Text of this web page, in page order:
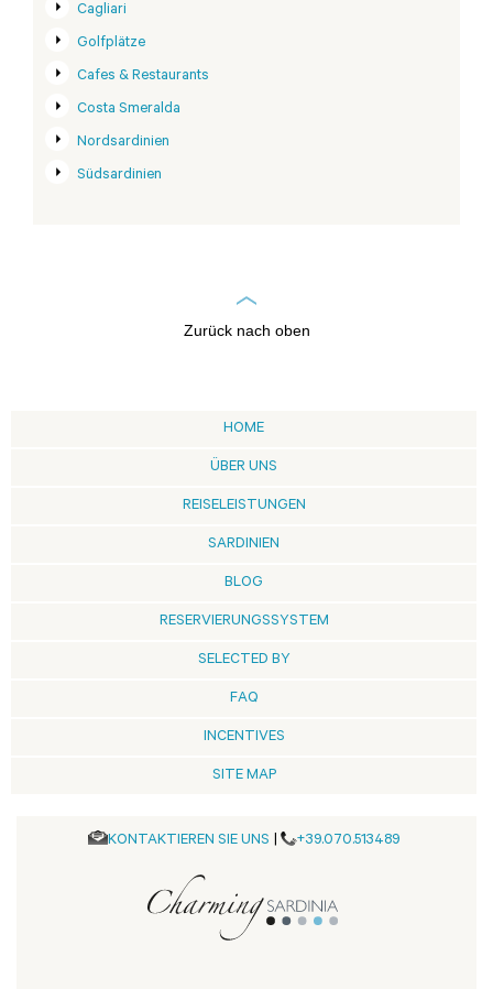
Cagliari
Golfplätze
Cafes & Restaurants
Costa Smeralda
Nordsardinien
Südsardinien
Zurück nach oben
HOME
ÜBER UNS
REISELEISTUNGEN
SARDINIEN
BLOG
RESERVIERUNGSSYSTEM
SELECTED BY
FAQ
INCENTIVES
SITE MAP
KONTAKTIEREN SIE UNS | +39.070.513489